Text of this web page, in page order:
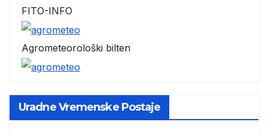
FITO-INFO
Agrometeorološki bilten
Uradne Vremenske Postaje